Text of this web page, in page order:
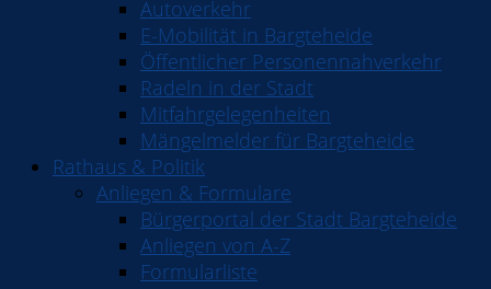
Autoverkehr
E-Mobilität in Bargteheide
Öffentlicher Personennahverkehr
Radeln in der Stadt
Mitfahrgelegenheiten
Mängelmelder für Bargteheide
Rathaus & Politik
Anliegen & Formulare
Bürgerportal der Stadt Bargteheide
Anliegen von A-Z
Formularliste